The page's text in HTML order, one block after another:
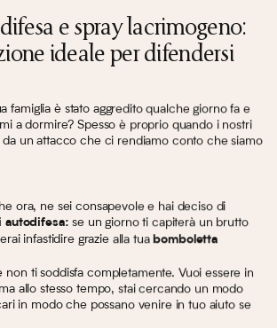
e spray lacrimogeno:
ideale per difendersi
famiglia è stato aggredito qualche giorno fa e
a dormire? Spesso è proprio quando i nostri
un attacco che ci rendiamo conto che siamo
ora, ne sei consapevole e hai deciso di
autodifesa: se un giorno ti capiterà un brutto
infastidire grazie alla tua bomboletta
non ti soddisfa completamente. Vuoi essere in
allo stesso tempo, stai cercando un modo
in modo che possano venire in tuo aiuto se